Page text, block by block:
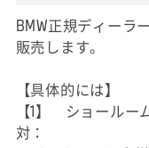
BMW正規ディーラ
販売します。
【具体的には】
【1】 ショールー
対：